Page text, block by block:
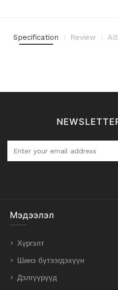
Specification Review
Мэдээлэл
Хүргэлт
Шинэ бүтээгдэхүүн
Дэлгүүрүүд